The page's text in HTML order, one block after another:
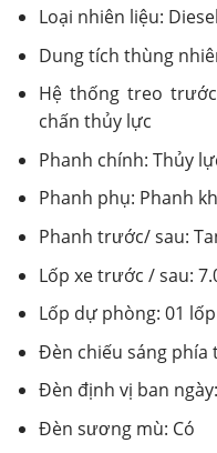
Loại nhiên liệu: Diesel
Dung tích thùng
Hệ thống treo
chấn thủy lực
Phanh chính: Thủy
Phanh phụ: Phanh
Phanh trước/ sau:
Lốp xe trước / sau:
Lốp dự phòng: 01 lốp
Đèn chiếu sáng
Đèn định vị ban
Đèn sương mù: Có